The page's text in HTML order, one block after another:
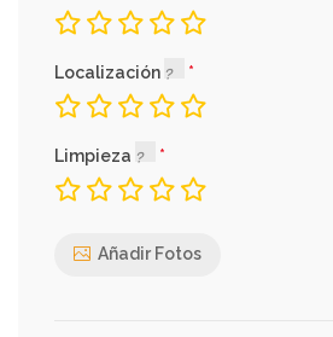
Localización
Limpieza
Añadir Fotos